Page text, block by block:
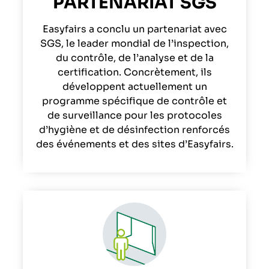
Easyfairs a conclu un partenariat avec
SGS, le leader mondial de l’inspection,
du contrôle, de l’analyse et de la
certification. Concrètement, ils
développent actuellement un
programme spécifique de contrôle et
de surveillance pour les protocoles
d’hygiène et de désinfection renforcés
des événements et des sites d’Easyfairs.